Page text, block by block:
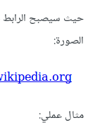
حيث سيصبح الرابط
الصورة:
مثال عملي: